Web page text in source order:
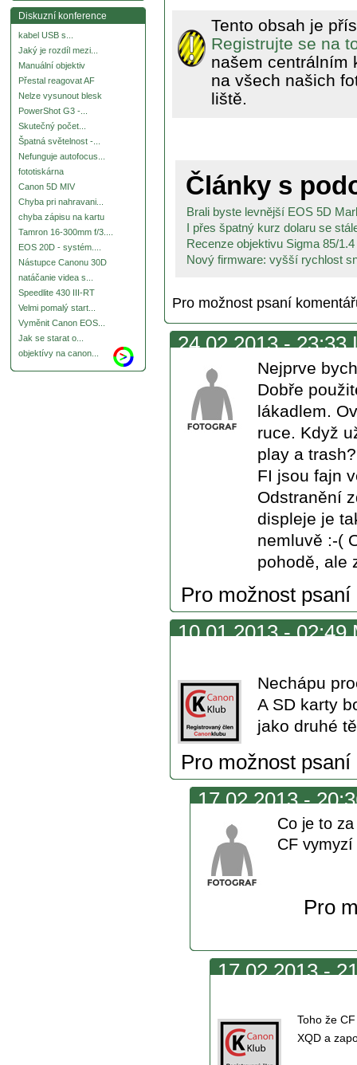
Diskuzní konference
kabel USB s...
Jaký je rozdíl mezi...
Manuální objektiv
Přestal reagovat AF
Nelze vysunout blesk
PowerShot G3 -...
Skutečný počet...
Špatná světelnost -...
Nefunguje autofocus...
fototiskárna
Canon 5D MIV
Chyba pri nahravani...
chyba zápisu na kartu
Tamron 16-300mm f/3....
EOS 20D - systém....
Nástupce Canonu 30D
natáčanie videa s...
Speedlite 430 III-RT
Velmi pomalý start...
Vyměnit Canon EOS...
Jak se starat o...
objektívy na canon...
Tento obsah je
Registrujte se na
našem centrálním
na všech našich
liště.
Články s
Brali byste levnější EOS 5D
I přes špatný kurz dolaru se
Recenze objektivu Sigma 85/
Nový firmware: vyšší rychlost
Pro možnost psaní
24.02.2013 -
Nejprve
Dobře
lákadlem.
ruce. Když
play a
FI jsou fajn
Odstranění
displeje je
nemluvě :-(
pohodě, ale
Pro možnost
10.01.2013 -
Nechápu
A SD karty
jako druhé
Pro možnost
17.02.2013 -
Co je to
CF
Pro
17.02.2013 -
Toho že
XQD a